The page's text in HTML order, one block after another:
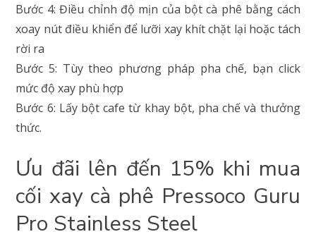
Bước 4: Điều chỉnh độ mịn của bột cà phê bằng cách
xoay nút điều khiển để lưỡi xay khít chặt lại hoặc tách
rời ra
Bước 5: Tùy theo phương pháp pha chế, bạn click
mức độ xay phù hợp
Bước 6: Lấy bột cafe từ khay bột, pha chế và thưởng
thức.
Ưu đãi lên đến 15% khi mua
cối xay cà phê Pressoco Guru
Pro Stainless Steel